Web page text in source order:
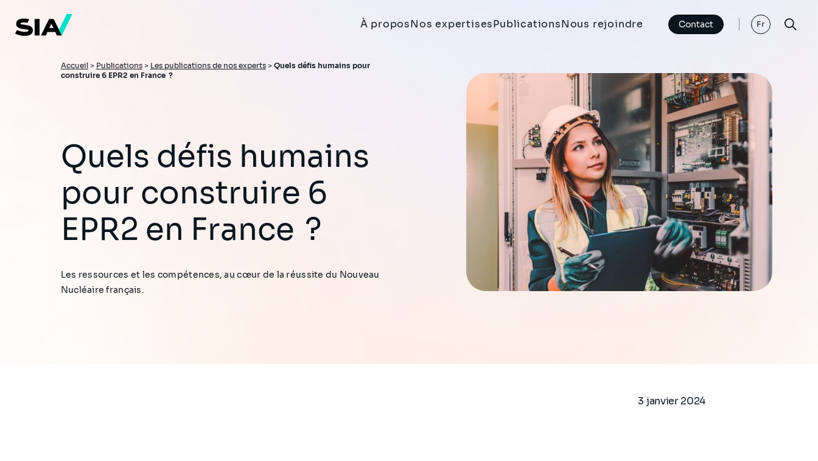
contenu
principal
À proposNos expertisesPublicationsNous rejoindre Contact Fr
Fil
Accueil> Publications> Les publications de nos experts> Quels défis humains pour
construire 6 EPR2 en France ?
Quels défis humains
pour construire 6
EPR2 en France ?
Les ressources et les compétences, au cœur de la réussite du Nouveau
Nucléaire français.
3 janvier 2024